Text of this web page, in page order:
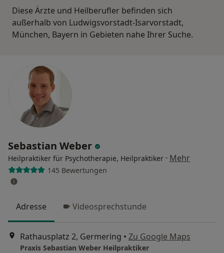
Diese Ärzte und Heilberufler befinden sich
außerhalb von Ludwigsvorstadt-Isarvorstadt,
München, Bayern in Gebieten nahe Ihrer Suche.
Sebastian Weber
Heilpraktiker für Psychotherapie, Heilpraktiker · Mehr
145 Bewertungen
Adresse Videosprechstunde
Rathausplatz 2, Germering • Zu Google Maps
Praxis Sebastian Weber Heilpraktiker